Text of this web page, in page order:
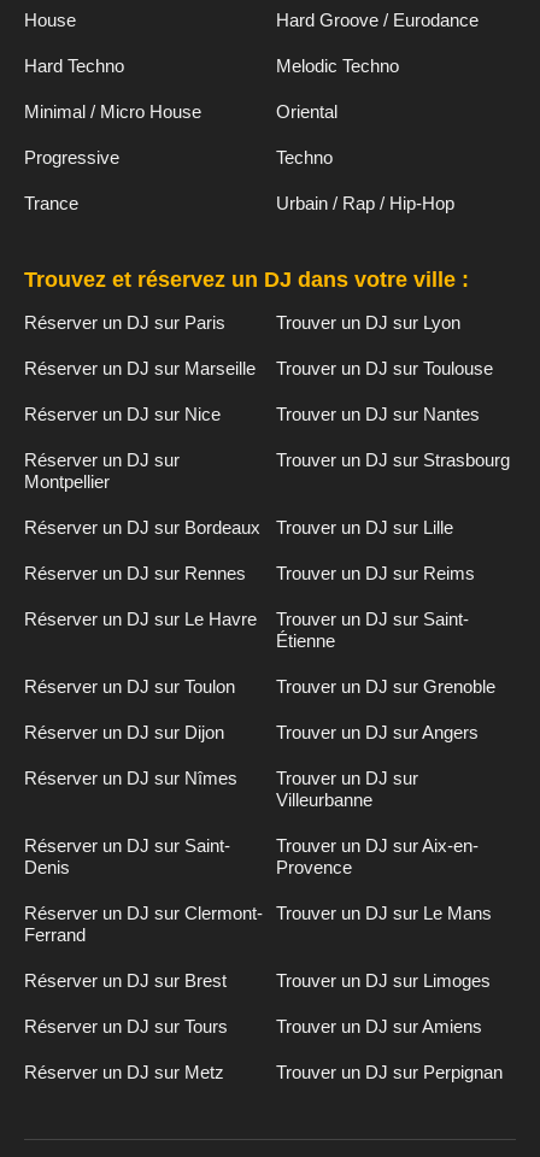
House Hard Groove / Eurodance
Hard Techno Melodic Techno
Minimal / Micro House Oriental
Progressive Techno
Trance Urbain / Rap / Hip-Hop
Trouvez et réservez un DJ dans votre ville :
Réserver un DJ sur Paris Trouver un DJ sur Lyon
Réserver un DJ sur Marseille Trouver un DJ sur Toulouse
Réserver un DJ sur Nice Trouver un DJ sur Nantes
Réserver un DJ sur
Montpellier
Trouver un DJ sur Strasbourg
Réserver un DJ sur Bordeaux Trouver un DJ sur Lille
Réserver un DJ sur Rennes Trouver un DJ sur Reims
Réserver un DJ sur Le Havre
Trouver un DJ sur Saint-
Étienne
Réserver un DJ sur Toulon Trouver un DJ sur Grenoble
Réserver un DJ sur Dijon Trouver un DJ sur Angers
Réserver un DJ sur Nîmes
Trouver un DJ sur
Villeurbanne
Réserver un DJ sur Saint-
Denis
Trouver un DJ sur Aix-en-
Provence
Réserver un DJ sur Clermont-
Ferrand
Trouver un DJ sur Le Mans
Réserver un DJ sur Brest Trouver un DJ sur Limoges
Réserver un DJ sur Tours Trouver un DJ sur Amiens
Réserver un DJ sur Metz Trouver un DJ sur Perpignan